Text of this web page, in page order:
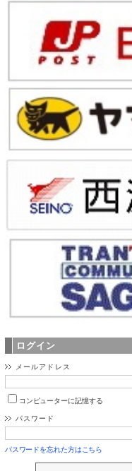
ログイン
メールアドレス
コンピューターに記憶する
パスワード
パスワードを忘れた方はこちら